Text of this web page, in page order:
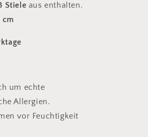
Stiele aus enthalten.
cm
um echte
Allergien.
vor Feuchtigkeit